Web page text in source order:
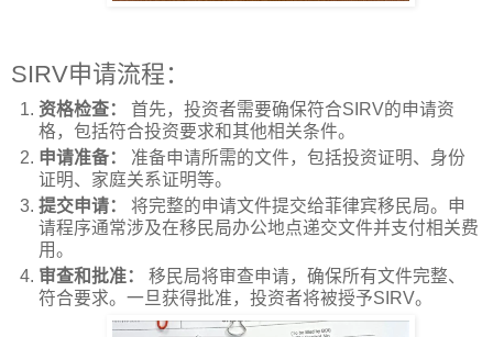
SIRV申请流程：
资格检查：
首先，投资者需要确保符合SIRV的申请资
格，包括符合投资要求和其他相关条件。
申请准备：
准备申请所需的文件，包括投资证明、身份
证明、家庭关系证明等。
提交申请：
将完整的申请文件提交给菲律宾移民局。申
请程序通常涉及在移民局办公地点递交文件并支付相关费
用。
审查和批准：
移民局将审查申请，确保所有文件完整、
符合要求。一旦获得批准，投资者将被授予SIRV。